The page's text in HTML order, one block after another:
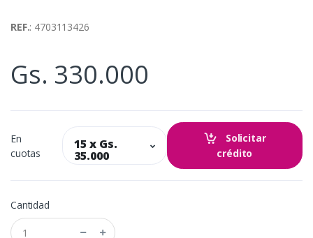
REF.: 4703113426
Gs. 330.000
En
cuotas
15 x Gs.
35.000
Solicitar
crédito
Cantidad